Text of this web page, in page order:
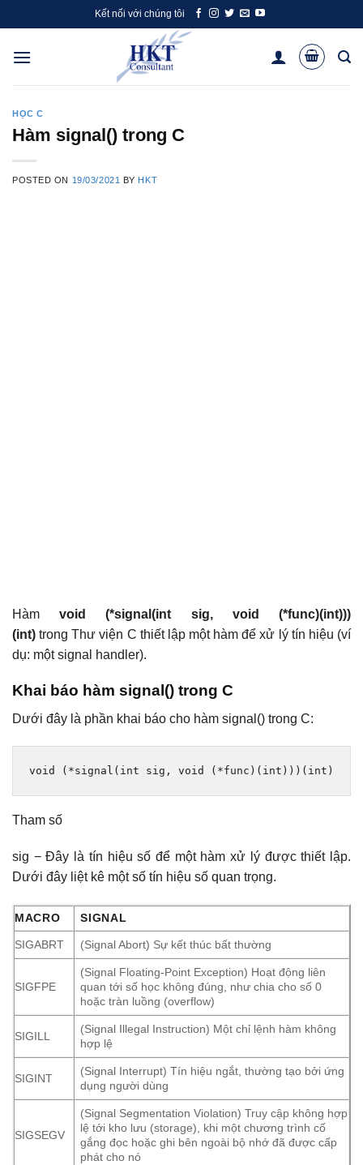
to
content
Kết nối với chúng tôi
HỌC C
Hàm signal() trong C
POSTED ON 19/03/2021 BY HKT
Hàmvoid (*signal(int sig, void (*func)(int)))
(int) trong Thư viện C thiết lập một hàm để xử lý tín hiệu (ví
dụ: một signal handler).
Khai báo hàm signal() trong C
Dưới đây là phần khai báo cho hàm signal() trong C:
void (*signal ( int sig , void (*func )( int )))( int )
Tham số
sig − Đây là tín hiệu số để một hàm xử lý được thiết lập.
Dưới đây liệt kê một số tín hiệu số quan trọng.
MACRO SIGNAL
SIGABRT (Signal Abort) Sự kết thúc bất thường
SIGFPE
(Signal Floating-Point Exception) Hoạt động liên
quan tới số học không đúng, như chia cho số 0
hoặc tràn luồng (overflow)
SIGILL
(Signal Illegal Instruction) Một chỉ lệnh hàm không
hợp lệ
SIGINT
(Signal Interrupt) Tín hiệu ngắt, thường tạo bởi ứng
dụng người dùng
SIGSEGV
(Signal Segmentation Violation) Truy cập không hợp
lệ tới kho lưu (storage), khi một chương trình cố
gắng đọc hoặc ghi bên ngoài bộ nhớ đã được cấp
phát cho nó